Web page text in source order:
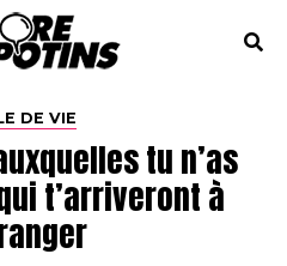
DE VIE
tu n’as
t’arriveront à